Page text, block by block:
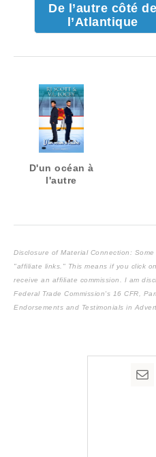
De l’autre côté de
l’Atlantique
D'un océan à
l'autre
Disclosure of Material Connection:
"affiliate links." This means if you click
receive an affiliate commission. I am
Federal Trade Commission's 16 CFR,
Endorsements and Testimonials in